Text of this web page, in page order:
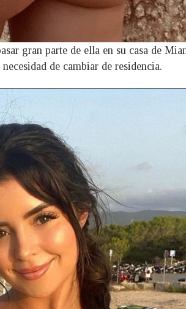
gran parte de ella en su casa de
de cambiar de residencia.